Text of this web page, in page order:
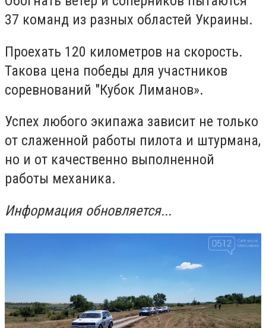
37 команд из разных областей Украины.
Проехать 120 километров на скорость.
Такова цена победы для участников
соревнований "Кубок Лиманов».
Успех любого экипажа зависит не только
от слаженной работы пилота и штурмана,
но и от качественно выполненной
работы механика.
Информация обновляется...